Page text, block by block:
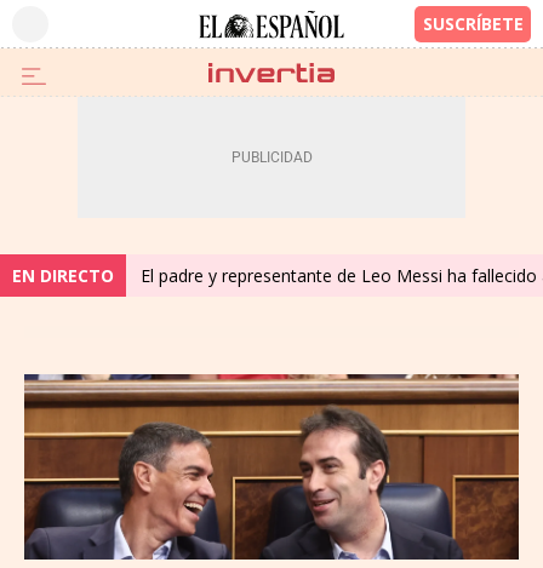
EN DIRECTO El padre y representante de Leo Messi ha